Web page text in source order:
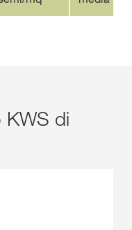
KWS di